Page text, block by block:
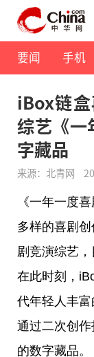
要闻 手机
iBox链
综艺《一
字藏品
来源：北青网
《一年一度喜
多样的喜剧
剧竞演综艺
在此时刻，
代年轻人丰富
通过二次创作
的数字藏品。